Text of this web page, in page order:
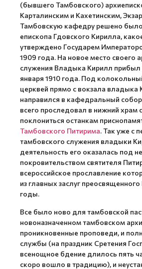
(бывшего Тамбовского)
Карталинским и Кахетинским,
Тамбовскую кафедру решено было
епископа Гдовского Кирилла,
утверждено Государем
1909 года. На новое место своего
служения Владыка Кирилл прибыл
января 1910 года. Под
церквей прямо с вокзала владыка
направился в кафедральный
всего проследовал в нижний храм
поклониться останкам
Тамбовского Питирима. Так уже с
тамбовского служения владыки
деятельность его оказалась под
покровительством святителя
всероссийское прославление
из главных заслуг преосвященного
годы.
Все было ново для тамбовской
новоназначенном тамбовском
проникновенные проповеди, и
службы (на праздник Сретения
всенощное бдение длилось пять
скоро вошло в традицию), и